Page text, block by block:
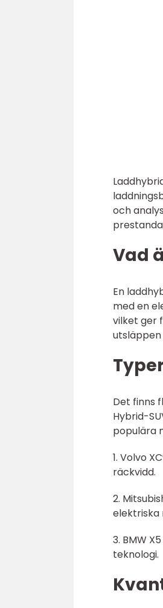
och
Vad
En
med en
vilket ger
utsläppen
Det finns
Hybrid-
populära
1. Volvo
räckvidd.
2.
elektriska
3. BMW
teknologi.